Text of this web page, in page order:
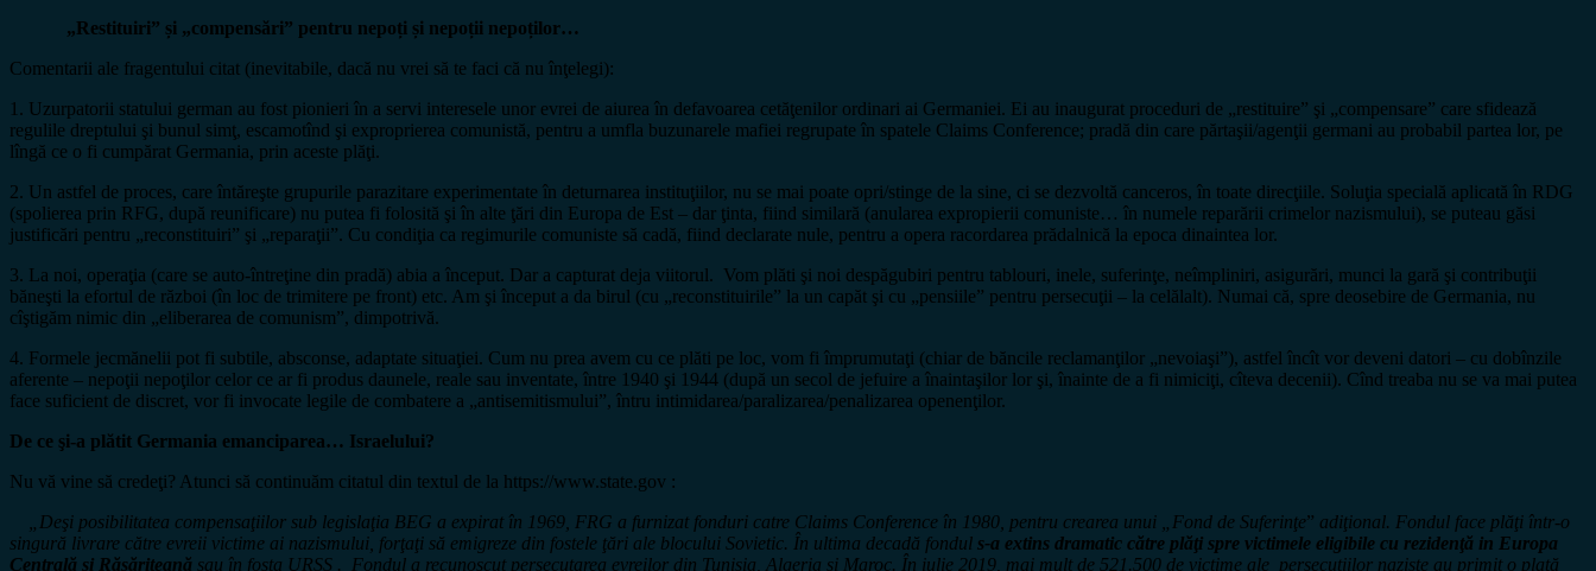
„Restituiri” și „compensări” pentru nepoți și nepoții nepoților…
Comentarii ale fragentului citat (inevitabile, dacă nu vrei să te faci că nu înţelegi):
1. Uzurpatorii statului german au fost pionieri în a servi interesele unor evrei de aiurea în defavoarea cetăţenilor ordinari ai Germaniei. Ei au inaugurat proceduri de „restituire” şi „compensare” care sfidează
regulile dreptului şi bunul simţ, escamotînd şi exproprierea comunistă, pentru a umfla buzunarele mafiei regrupate în spatele Claims Conference; pradă din care părtaşii/agenţii germani au probabil partea lor, pe
lîngă ce o fi cumpărat Germania, prin aceste plăţi.
2. Un astfel de proces, care întăreşte grupurile parazitare experimentate în deturnarea instituţiilor, nu se mai poate opri/stinge de la sine, ci se dezvoltă canceros, în toate direcţiile. Soluţia specială aplicată în RDG
(spolierea prin RFG, după reunificare) nu putea fi folosită şi în alte ţări din Europa de Est – dar ţinta, fiind similară (anularea expropierii comuniste… în numele reparării crimelor nazismului), se puteau găsi
justificări pentru „reconstituiri” şi „reparaţii”. Cu condiţia ca regimurile comuniste să cadă, fiind declarate nule, pentru a opera racordarea prădalnică la epoca dinaintea lor.
3. La noi, operaţia (care se auto-întreţine din pradă) abia a început. Dar a capturat deja viitorul. Vom plăti şi noi despăgubiri pentru tablouri, inele, suferinţe, neîmpliniri, asigurări, munci la gară şi contribuţii
băneşti la efortul de război (în loc de trimitere pe front) etc. Am şi început a da birul (cu „reconstituirile” la un capăt şi cu „pensiile” pentru persecuţii – la celălalt). Numai că, spre deosebire de Germania, nu
cîştigăm nimic din „eliberarea de comunism”, dimpotrivă.
4. Formele jecmănelii pot fi subtile, absconse, adaptate situaţiei. Cum nu prea avem cu ce plăti pe loc, vom fi împrumutaţi (chiar de băncile reclamanţilor „nevoiaşi”), astfel încît vor deveni datori – cu dobînzile
aferente – nepoţii nepoţilor celor ce ar fi produs daunele, reale sau inventate, între 1940 şi 1944 (după un secol de jefuire a înaintaşilor lor şi, înainte de a fi nimiciţi, cîteva decenii). Cînd treaba nu se va mai putea
face suficient de discret, vor fi invocate legile de combatere a „antisemitismului”, întru intimidarea/paralizarea/penalizarea openenţilor.
De ce şi-a plătit Germania emanciparea… Israelului?
Nu vă vine să credeţi? Atunci să continuăm citatul din textul de la https://www.state.gov :
„Deşi posibilitatea compensaţiilor sub legislaţia BEG a expirat în 1969, FRG a furnizat fonduri catre Claims Conference în 1980, pentru crearea unui „Fond de Suferinţe” adiţional. Fondul face plăţi într-o
singură livrare către evreii victime ai nazismului, forţaţi să emigreze din fostele ţări ale blocului Sovietic. În ultima decadă fondul s-a extins dramatic către plăţi spre victimele eligibile cu rezidenţă in Europa
Centrală şi Răsăriteană sau în fosta URSS . Fondul a recunoscut persecutarea evreilor din Tunisia, Algeria și Maroc. În iulie 2019, mai mult de 521.500 de victime ale persecuţiilor naziste au primit o plată